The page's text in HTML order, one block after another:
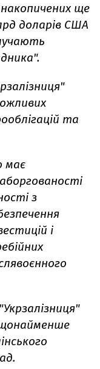
ще
доларів США
та
має
з
і